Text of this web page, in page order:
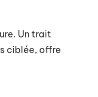
Un trait
ciblée, offre